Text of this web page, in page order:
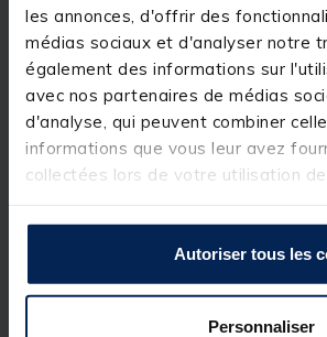
les annonces, d'offrir des
médias sociaux et d'analyser notre
également des informations sur
avec nos partenaires de médias
d'analyse, qui peuvent combiner
informations que vous leur avez
collectées lors de votre utilisation de
Autoriser tous les
Personnaliser
4étoiles
0
3 étoiles
0
2étoiles
0
1étoile 0